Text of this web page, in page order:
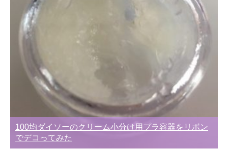
100均ダイソーのクリーム小分け用プラ容器をリボン
でデコってみた